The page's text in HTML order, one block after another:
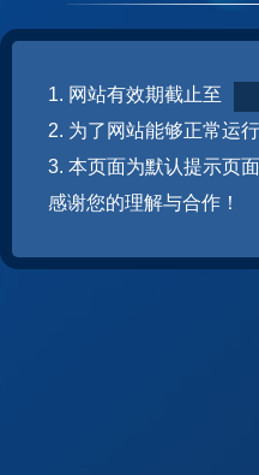
1. 网站有效期截止至
2. 为了网站能够正常运
3. 本页面为默认提示页
感谢您的理解与合作！